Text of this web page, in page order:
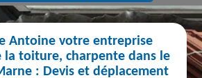
Antoine votre entreprise
la toiture, charpente dans le
: Devis et déplacement